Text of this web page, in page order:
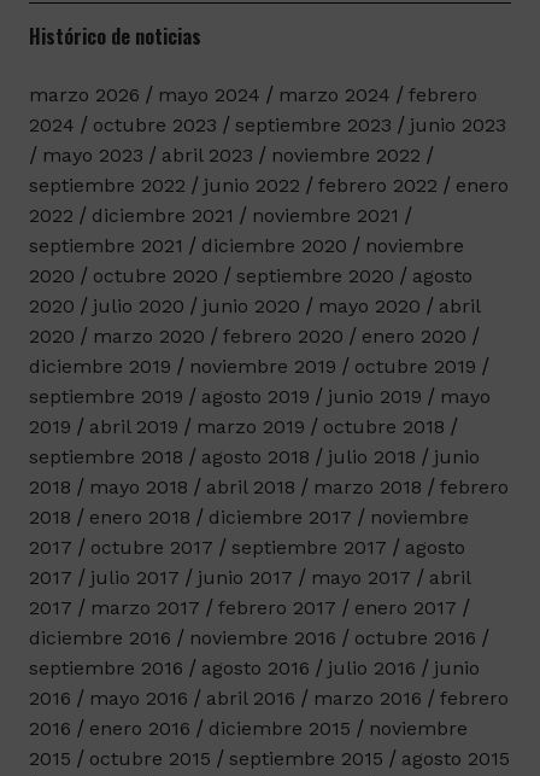
Histórico de noticias
marzo 2026 mayo 2024 marzo 2024
febrero
2024
octubre 2023 septiembre 2023
junio 2023
mayo 2023
abril 2023
noviembre 2022
septiembre 2022
junio 2022 febrero 2022
enero
2022
diciembre 2021
noviembre 2021
septiembre 2021
diciembre 2020
noviembre
2020
octubre 2020 septiembre 2020
agosto
2020
julio 2020 junio 2020 mayo 2020
abril
2020
marzo 2020 febrero 2020
enero 2020
diciembre 2019
noviembre 2019
octubre 2019
septiembre 2019
agosto 2019 junio 2019
mayo
2019
abril 2019 marzo 2019
octubre 2018
septiembre 2018
agosto 2018 julio 2018
junio
2018
mayo 2018 abril 2018 marzo 2018
febrero
2018
enero 2018 diciembre 2017
noviembre
2017
octubre 2017 septiembre 2017
agosto
2017
julio 2017 junio 2017 mayo 2017
abril
2017
marzo 2017 febrero 2017
enero 2017
diciembre 2016
noviembre 2016
octubre 2016
septiembre 2016
agosto 2016 julio 2016
junio
2016
mayo 2016 abril 2016 marzo 2016
febrero
2016
enero 2016 diciembre 2015
noviembre
2015
octubre 2015 septiembre 2015
agosto 2015